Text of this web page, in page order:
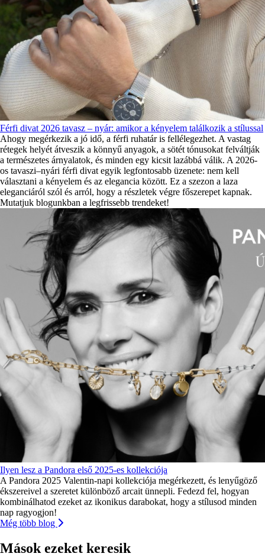
Férfi divat 2026 tavasz – nyár: amikor a kényelem találkozik a stílussal
Ahogy megérkezik a jó idő, a férfi ruhatár is fellélegezhet. A vastag
rétegek helyét átveszik a könnyű anyagok, a sötét tónusokat felváltják
a természetes árnyalatok, és minden egy kicsit lazábbá válik. A 2026-
os tavaszi–nyári férfi divat egyik legfontosabb üzenete: nem kell
választani a kényelem és az elegancia között. Ez a szezon a laza
eleganciáról szól és arról, hogy a részletek végre főszerepet kapnak.
Mutatjuk blogunkban a legfrissebb trendeket!
Ilyen lesz a Pandora első 2025-es kollekciója
A Pandora 2025 Valentin-napi kollekciója megérkezett, és lenyűgöző
ékszereivel a szeretet különböző arcait ünnepli. Fedezd fel, hogyan
kombinálhatod ezeket az ikonikus darabokat, hogy a stílusod minden
nap ragyogjon!
Még több blog
Mások ezeket keresik